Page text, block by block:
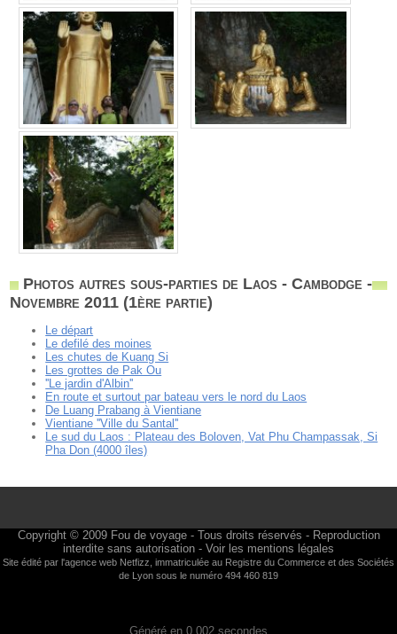
Photos autres sous-parties de Laos - Cambodge -
Novembre 2011 (1ère partie)
Le départ
Le defilé des moines
Les chutes de Kuang Si
Les grottes de Pak Ou
''Le jardin d'Albin''
En route et surtout par bateau vers le nord du Laos
De Luang Prabang à Vientiane
Vientiane ''Ville du Santal''
Le sud du Laos : Plateau des Boloven, Vat Phu Champassak, Si
Pha Don (4000 îles)
Copyright © 2009 Fou de voyage- Tous droits réservés - Reproduction
interdite sans autorisation - Voir les mentions légales
Site édité par l'agence web Netfizz , immatriculée au Registre du Commerce et des Sociétés
de Lyon sous le numéro 494 460 819
Généré en 0,002 secondes